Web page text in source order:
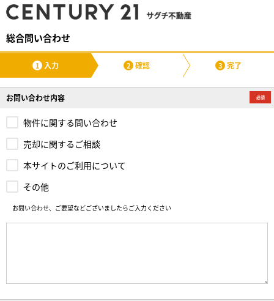
総合問い合わせ
1 入力 2 確認 3 完了
お問い合わせ内容
物件に関する問い合わせ
売却に関するご相談
本サイトのご利用について
その他
お問い合わせ、ご要望などございましたらご入力ください